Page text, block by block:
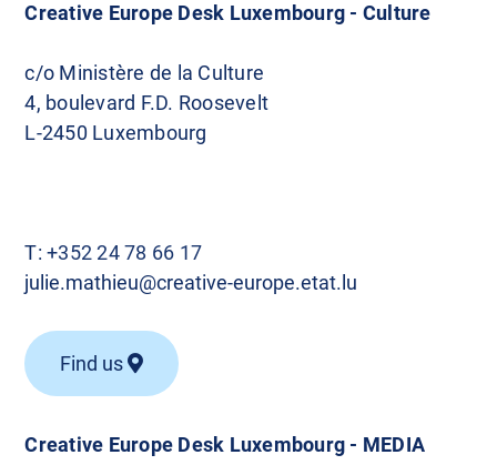
Creative Europe Desk Luxembourg - MEDIA
Creative Europe Desk Luxembourg - Culture
c/o Ministère de la Culture
4, boulevard F.D. Roosevelt
L-2450 Luxembourg
T:+352 24 78 66 17
julie.mathieu@creative-europe.etat.lu
Find us